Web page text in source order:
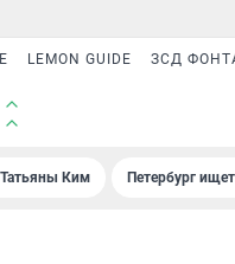
LEMON GUIDE ЗСД
Татьяны Ким Петербург